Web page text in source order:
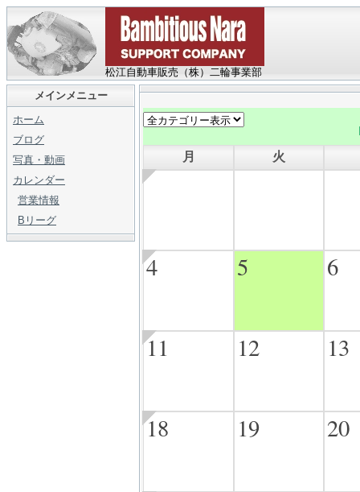
松江自動車販売（株）二輪事業部
メインメニュー
ホーム
ブログ
写真・動画
カレンダー
営業情報
Bリーグ
月 火
4 5 6
11 12 13
18 19 20